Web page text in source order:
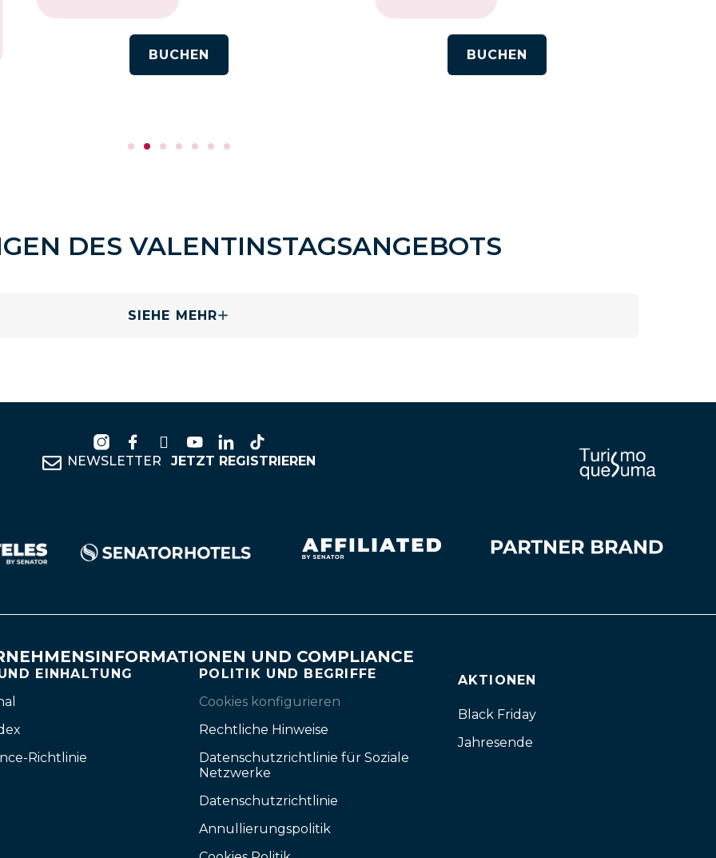
BUCHEN BUCHEN
DES VALENTINSTAGSANGEBOTS
SIEHE MEHR
NEWSLETTER JETZT REGISTRIEREN
UND COMPLIANCE
EINHALTUNG
Richtlinie
POLITIK UND BEGRIFFE
Cookies konfigurieren
Rechtliche Hinweise
Datenschutzrichtlinie für Soziale
Netzwerke
Datenschutzrichtlinie
Annullierungspolitik
AKTIONEN
Black Friday
Jahresende